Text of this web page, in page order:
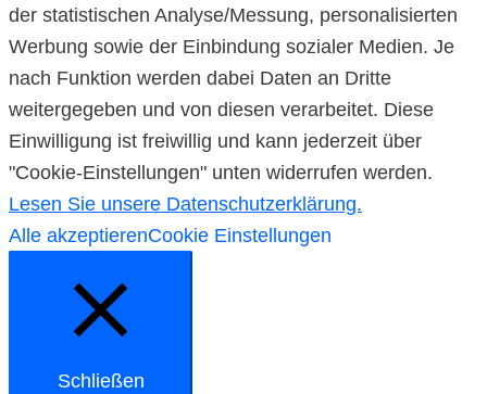
der statistischen Analyse/Messung, personalisierten
Werbung sowie der Einbindung sozialer Medien. Je
nach Funktion werden dabei Daten an Dritte
weitergegeben und von diesen verarbeitet. Diese
Einwilligung ist freiwillig und kann jederzeit über
"Cookie-Einstellungen" unten widerrufen werden.
Lesen Sie unsere Datenschutzerklärung.
Alle akzeptierenCookie Einstellungen
Schließen